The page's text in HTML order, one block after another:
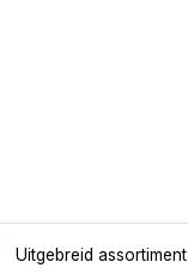
Uitgebreid assortiment